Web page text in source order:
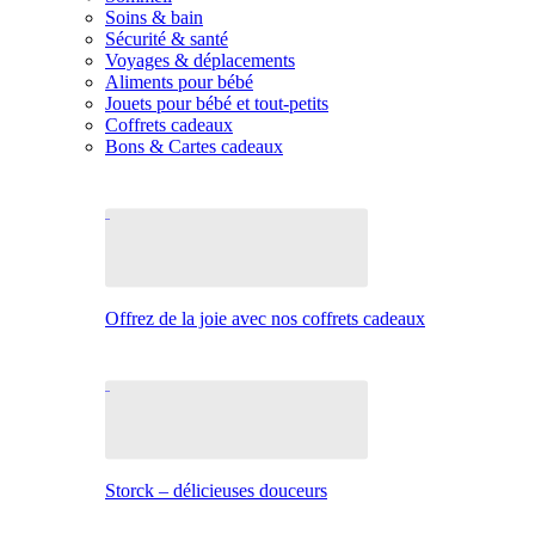
Soins & bain
Sécurité & santé
Voyages & déplacements
Aliments pour bébé
Jouets pour bébé et tout-petits
Coffrets cadeaux
Bons & Cartes cadeaux
Offrez de la joie avec nos coffrets cadeaux
Storck – délicieuses douceurs